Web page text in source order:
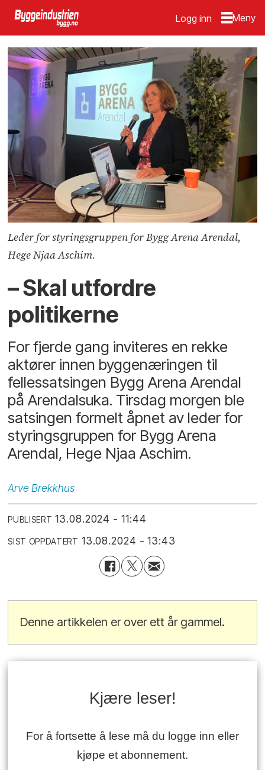
Logg inn
Leder for styringsgruppen for Bygg Arena Arendal,
Hege Njaa Aschim.
– Skal utfordre
politikerne
For fjerde gang inviteres en rekke
aktører innen byggenæringen til
fellessatsingen Bygg Arena Arendal
på Arendalsuka. Tirsdag morgen ble
satsingen formelt åpnet av leder for
styringsgruppen for Bygg Arena
Arendal, Hege Njaa Aschim.
Arve Brekkhus
PUBLISERT 13.08.2024 - 11:44
SIST OPPDATERT 13.08.2024 - 13:43
Denne artikkelen er over ett år gammel.
Kjære leser!
For å fortsette å lese må du logge inn eller
kjøpe et abonnement.